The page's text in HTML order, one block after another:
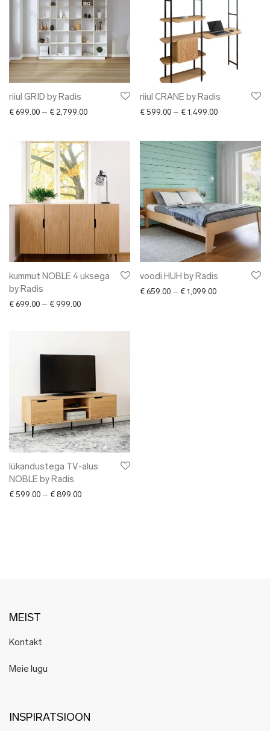
Lentsius
Lisa Kroeber
Luxe Hapsal
LÕÕM
Marion Isabelle Varik
Mokoko
KärdikDisain
Kätrin Beljaev
Maarit Pöör
Moonika Kase
Myceen
Nordhale
Nulku
Nüüd Ceramics
Radis
Raili Keiv
Reet Aus
Stella Soomlais
Tarmeko
Woolish
Ülle Kõuts
Olustvere Puidukoda
riiul GRID by Radis
€ 699.00 – € 2,799.00Price range: € 699.00 through € 2,799.00
riiul CRANE by Radis
€ 599.00 – € 1,499.00Price range: €
kummut NOBLE 4 uksega
by Radis
€ 699.00 – € 999.00Price range: € 699.00 through € 999.00
voodi HUH by Radis
€ 659.00 – € 1,099.00Price range: €
lükandustega TV-alus
NOBLE by Radis
€ 599.00 – € 899.00Price range: € 599.00 through € 899.00
MEIST
Kontakt
Meie lugu
INSPIRATSIOON